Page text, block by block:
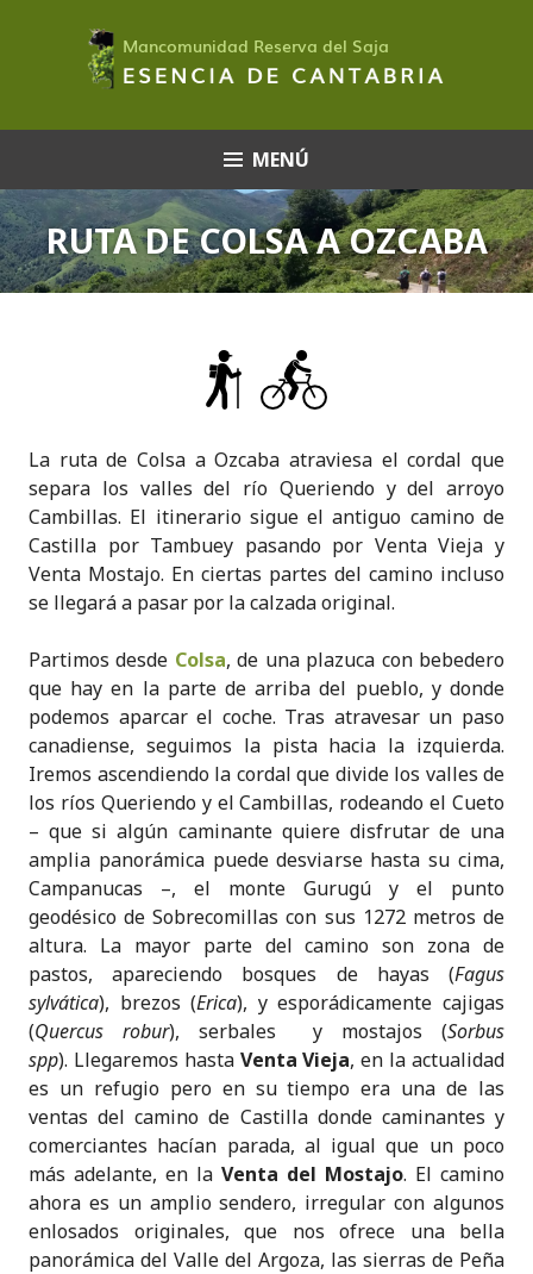
contenido
MENÚ
RUTA DE COLSA A OZCABA
La ruta de Colsa a Ozcaba atraviesa el cordal que
separa los valles del río Queriendo y del arroyo
Cambillas. El itinerario sigue el antiguo camino de
Castilla por Tambuey pasando por Venta Vieja y
Venta Mostajo. En ciertas partes del camino incluso
se llegará a pasar por la calzada original.
Partimos desde Colsa, de una plazuca con bebedero
que hay en la parte de arriba del pueblo, y donde
podemos aparcar el coche. Tras atravesar un paso
canadiense, seguimos la pista hacia la izquierda.
Iremos ascendiendo la cordal que divide los valles de
los ríos Queriendo y el Cambillas, rodeando el Cueto
– que si algún caminante quiere disfrutar de una
amplia panorámica puede desviarse hasta su cima,
Campanucas –, el monte Gurugú y el punto
geodésico de Sobrecomillas con sus 1272 metros de
altura. La mayor parte del camino son zona de
pastos, apareciendo bosques de hayas (Fagus
sylvática), brezos (Erica), y esporádicamente cajigas
(Quercus robur), serbales y mostajos (Sorbus
spp). Llegaremos hasta Venta Vieja, en la actualidad
es un refugio pero en su tiempo era una de las
ventas del camino de Castilla donde caminantes y
comerciantes hacían parada, al igual que un poco
más adelante, en la Venta del Mostajo. El camino
ahora es un amplio sendero, irregular con algunos
enlosados originales, que nos ofrece una bella
panorámica del Valle del Argoza, las sierras de Peña